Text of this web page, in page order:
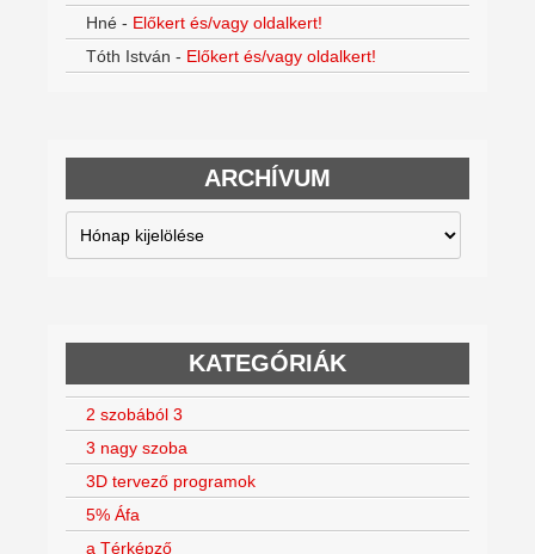
Hné - Előkert és/vagy oldalkert!
Tóth István - Előkert és/vagy oldalkert!
ARCHÍVUM
Archívum
KATEGÓRIÁK
2 szobából 3
3 nagy szoba
3D tervező programok
5% Áfa
a Térképző